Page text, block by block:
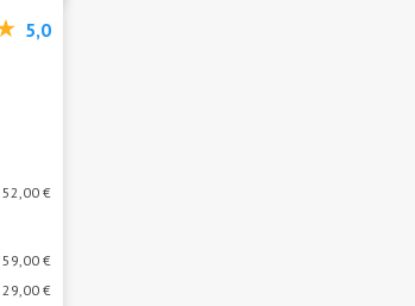
5,0
52,00 €
59,00 €
29,00 €